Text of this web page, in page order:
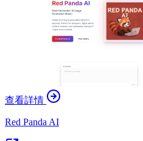
查看詳情
Red Panda AI